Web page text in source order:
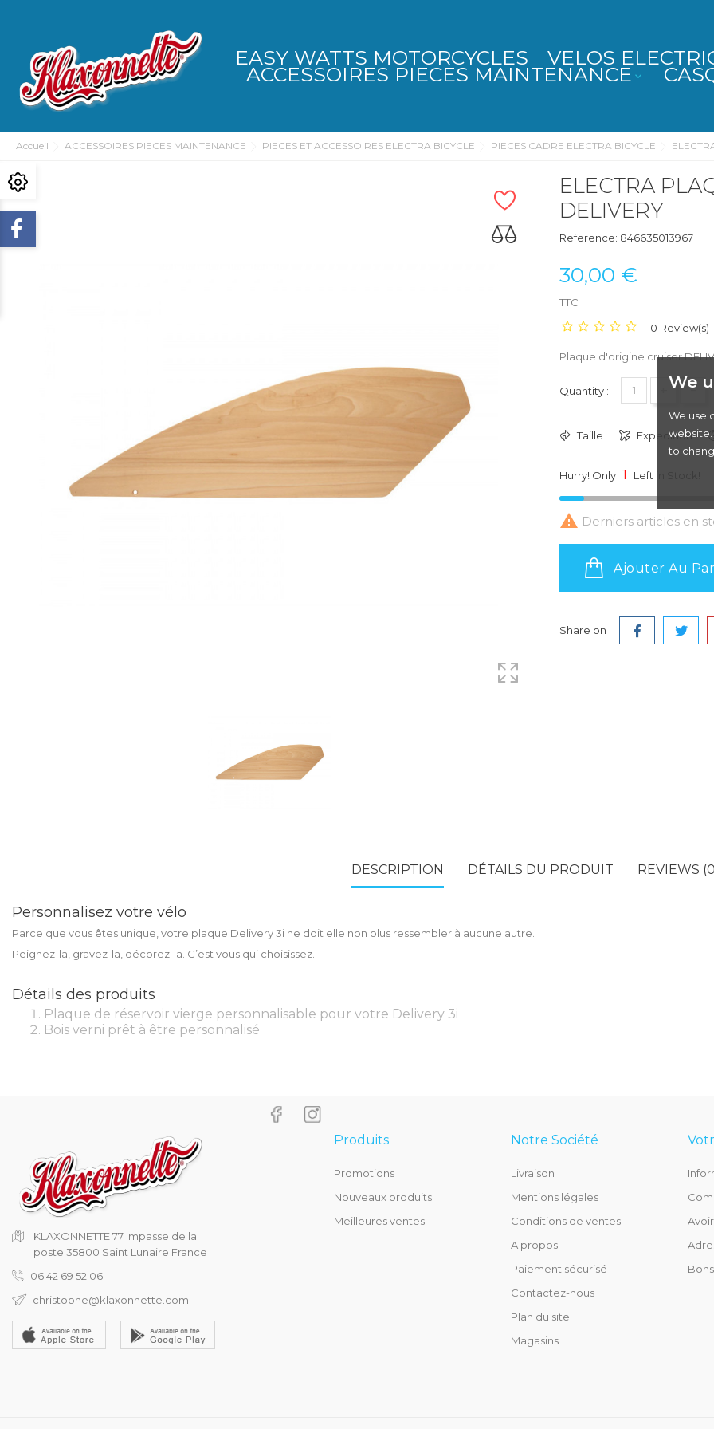
We
We use
to
EASY WATTS MOTORCYCLES VELOS
ACCESSOIRES PIECES MAINTENANCE 
Accueil ACCESSOIRES PIECES MAINTENANCE PIECES ET ACCESSOIRES ELECTRA BICYCLE PIECES CADRE ELECTRA BICYCLE
ELECTRA
DELIVERY
Reference: 846635013967
30,00 €
TTC
0 Review(s)
Plaque d'origine cruiser
Quantity : -
Taille Expedition
Hurry! Only 1 Left in Stock!
 Derniers articles en
Ajouter Au
Share on :
DESCRIPTION DÉTAILS DU PRODUIT REVIEWS
Personnalisez votre vélo
Parce que vous êtes unique, votre plaque Delivery 3i ne doit elle non plus ressembler à aucune autre.
Peignez-la, gravez-la, décorez-la. C’est vous qui choisissez.
Détails des produits
Plaque de réservoir vierge personnalisable pour votre Delivery 3i
Bois verni prêt à être personnalisé
KLAXONNETTE77 Impasse de la
poste 35800 Saint Lunaire France
06 42 69 52 06
christophe@klaxonnette.com
Produits
Promotions
Nouveaux produits
Meilleures ventes
Notre Société
Livraison
Mentions légales
Conditions de ventes
A propos
Paiement sécurisé
Contactez-nous
Plan du site
Magasins